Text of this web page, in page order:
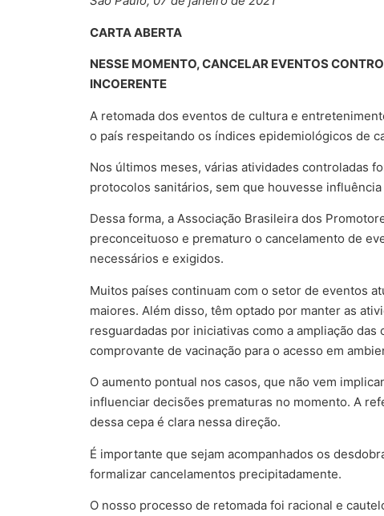
CARTA ABERTA
NESSE MOMENTO, CANCELAR EVENTOS
INCOERENTE
A retomada dos eventos de cultura e
o país respeitando os índices epidemiológicos de
Nos últimos meses, várias atividades controladas
protocolos sanitários, sem que houvesse
Dessa forma, a Associação Brasileira dos
preconceituoso e prematuro o cancelamento de
necessários e exigidos.
Muitos países continuam com o setor de eventos
maiores. Além disso, têm optado por manter as
resguardadas por iniciativas como a ampliação
comprovante de vacinação para o acesso em
O aumento pontual nos casos, que não vem
influenciar decisões prematuras no momento. A
dessa cepa é clara nessa direção.
É importante que sejam acompanhados os
formalizar cancelamentos precipitadamente.
O nosso processo de retomada foi racional e